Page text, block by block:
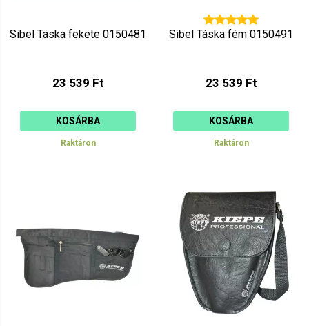
Sibel Táska fekete 0150481
23 539 Ft
KOSÁRBA
Raktáron
Sibel Táska fém 0150491
23 539 Ft
KOSÁRBA
Raktáron